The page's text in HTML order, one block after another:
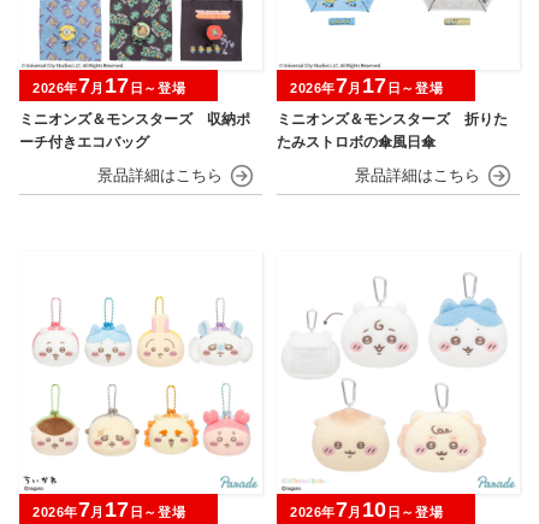
ミニオンズ＆モンスターズ 収納ポ
ーチ付きエコバッグ
2026年7月 17 日～登場
ミニオンズ＆モンスターズ 折りた
たみストロボの傘風日傘
2026年7月 17 日～登場
2026年7月 17 日～登場 2026年7月 10 日～登場